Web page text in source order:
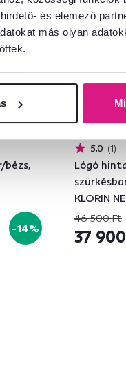
és elemező
más olyan
bézs,
-14%
Akció
5,0 1
Lógó
KLORIN
SIZE
46 500 Ft
37